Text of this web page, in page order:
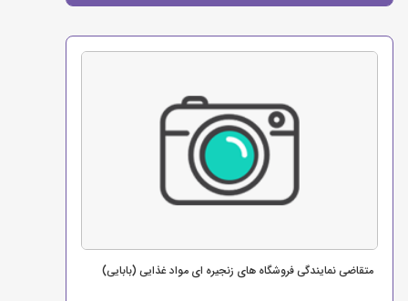
متقاضی نمایندگی فروشگاه های زنجیره ای مواد غذایی (بابایی)